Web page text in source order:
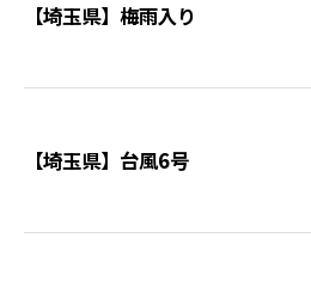
【埼玉県】梅雨入り
【埼玉県】台風6号